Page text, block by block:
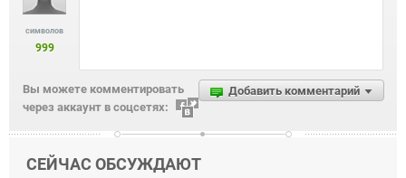
символов
999
Добавить комментарий
Вы можете комментировать
через аккаунт в соцсетях:
СЕЙЧАС ОБСУЖДАЮТ